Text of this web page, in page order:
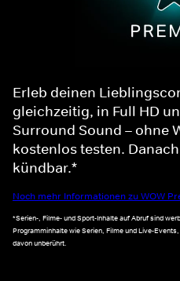
Erleb deinen
gleichzeitig, in Full HD
Surround Sound – ohne
kostenlos testen.
kündbar.*
Noch mehr Informationen zu WOW
*Serien-, Filme- und Sport-Inhalte auf Abruf sind
Programminhalte wie Serien, Filme und Live-
davon unberührt.